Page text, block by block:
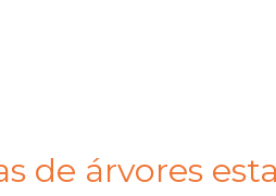
de árvores esta